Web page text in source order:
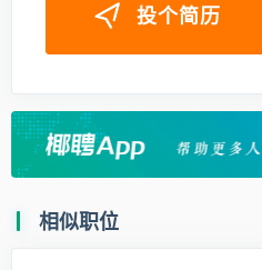
投个简历
相似职位